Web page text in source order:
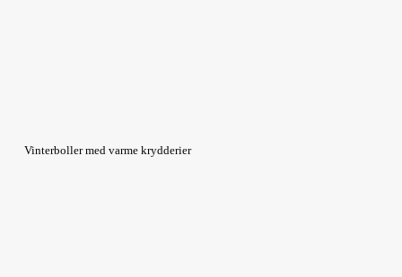
Vinterboller med varme krydderier